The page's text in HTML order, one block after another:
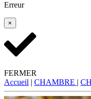
Erreur
×
FERMER
Accueil | CHAMBRE |